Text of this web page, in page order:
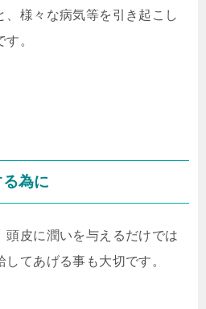
、様々な病気等を引き起こし
。
為に
頭皮に潤いを与えるだけでは
てあげる事も大切です。